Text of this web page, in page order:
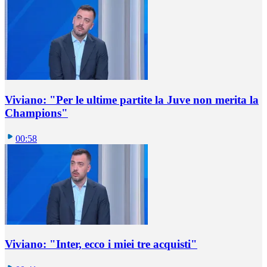
Viviano: "Per le ultime partite la Juve non merita la
Champions"
00:58
Viviano: "Inter, ecco i miei tre acquisti"